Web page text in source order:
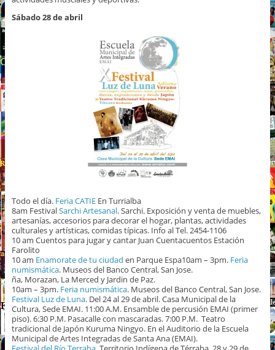
Sábado 28 de abril
Todo el día. Feria CATIEEn Turrialba
8am FestivalSarchi Artesanal. Sarchi. Exposición y venta de muebles,
artesanías, accesorios para decorar el hogar, plantas, actividades
culturales y artísticas, comidas típicas. Info al Tel. 2454-1106
10 am Cuentos para jugar y cantar Juan Cuentacuentos Estación
Farolito
10 am Enamorate de tu ciudad en Parque Espa10am – 3pm. Feria
numismática. Museos del Banco Central, San Jose.
ña, Morazan, La Merced y Jardin de Paz.
10am – 3pm. Feria numismática. Museos del Banco Central, San Jose.
Festival Luz de Luna. Del 24 al 29 de abril. Casa Municipal de la
Cultura, Sede EMAI. 11:00 A.M. Ensamble de percusión EMAI (primer
piso). 6:30 P.M. Pasacalle con mascaradas. 7:00 P.M. Teatro
tradicional de Japón Kuruma Ningyo. En el Auditorio de la Escuela
Municipal de Artes Integradas de Santa Ana (EMAI).